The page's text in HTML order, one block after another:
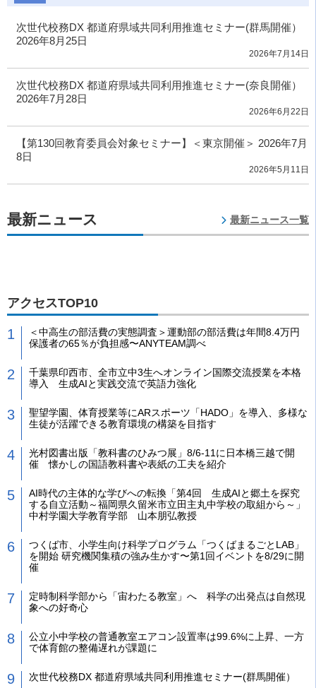
次世代校務DX 都道府県域共同利用推進セミナー(群馬開催）
2026年8月25日
2026年7月14日
次世代校務DX 都道府県域共同利用推進セミナー(奈良開催）
2026年7月28日
2026年6月22日
【第130回教育委員会対象セミナー】＜東京開催＞ 2026年7月
8日
2026年5月11日
最新ニュース 最新ニュース一覧
アクセスTOP10
＜中高生の部活費の実態調査＞運動部の部活費は年間8.4万円
保護者の65％が負担感〜ANYTEAM調べ
千葉県印西市、全市立中3生へオンライン国際交流授業を本格
導入 生成AIと実践交流で英語力強化
聖望学園、体育授業等にARスポーツ「HADO」を導入、多様な
生徒が活躍できる教育環境の構築を目指す
光村図書出版「教科書のひみつ展」8/6-11に日本橋三越で開
催 懐かしの国語教科書や表紙の工夫を紹介
AI時代の主体的な学びへの転換「第4回 生成AIと郷土を探究
する自立活動～福岡県久留米市立田主丸中学校の取組から～」
中村学園大学教育学部 山本朋弘教授
つくば市、小学生向け科学プログラム「つくばまるごとLAB」
を開始 研究機関集積の強み生かす〜第1回イベントを8/29に開
催
定時制科学部から「宙わたる教室」へ 科学の出発点は自然現
象への好奇心
公立小中学校の普通教室エアコン設置率は99.6%に上昇、一方
で体育館の整備遅れが課題に
次世代校務DX 都道府県域共同利用推進セミナー(群馬開催）